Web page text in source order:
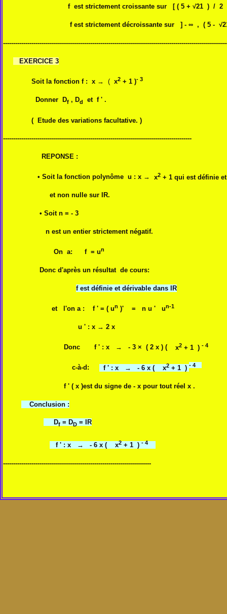
f est strictement croissante sur [ ( 5 + √21 ) /
f est strictement décroissante sur ] - ∞ , ( 5 -
EXERCICE 3
Soit la fonction f : x → ( x2 + 1 )- 3
Donner Df , Dd et f ' .
( Etude des variations facultative. )
---------------------------------------------------------------------------------------------
REPONSE :
• Soit la fonction polynôme u : x → x2 + 1 qui est définie
et non nulle sur IR.
• Soit n = - 3
n est un entier strictement négatif.
On a: f = un
Donc d'après un résultat de cours:
f est définie et dérivable dans IR
et l'on a : f ' = ( un )' = n u ' un-1
u ' : x → 2 x
Donc f ' : x → - 3 × ( 2 x ) ( x2 + 1 ) - 4
c-à-d: f ' : x → - 6 x ( x2 + 1 ) - 4
f ' ( x )est du signe de - x pour tout réel x .
Conclusion :
Df = DD = IR
f ' : x → - 6 x ( x2 + 1 ) - 4
-------------------------------------------------------------------------